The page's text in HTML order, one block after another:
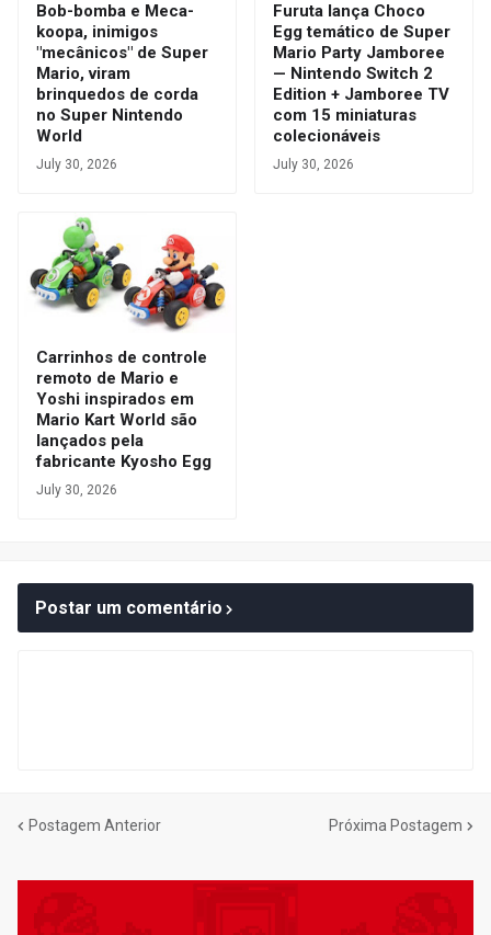
Bob-bomba e Meca-
koopa, inimigos
"mecânicos" de Super
Mario, viram
brinquedos de corda
no Super Nintendo
World
July 30, 2026
Furuta lança Choco
Egg temático de Super
Mario Party Jamboree
— Nintendo Switch 2
Edition + Jamboree TV
com 15 miniaturas
colecionáveis
July 30, 2026
Carrinhos de controle
remoto de Mario e
Yoshi inspirados em
Mario Kart World são
lançados pela
fabricante Kyosho Egg
July 30, 2026
Postar um comentário
Postagem Anterior Próxima Postagem